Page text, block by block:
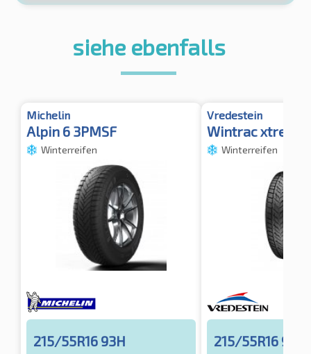
siehe ebenfalls
Michelin
Alpin 6 3PMSF
Winterreifen
215/55R16 93H
Vredestein
Wintrac xtreme
Winterreifen
215/55R16 93H